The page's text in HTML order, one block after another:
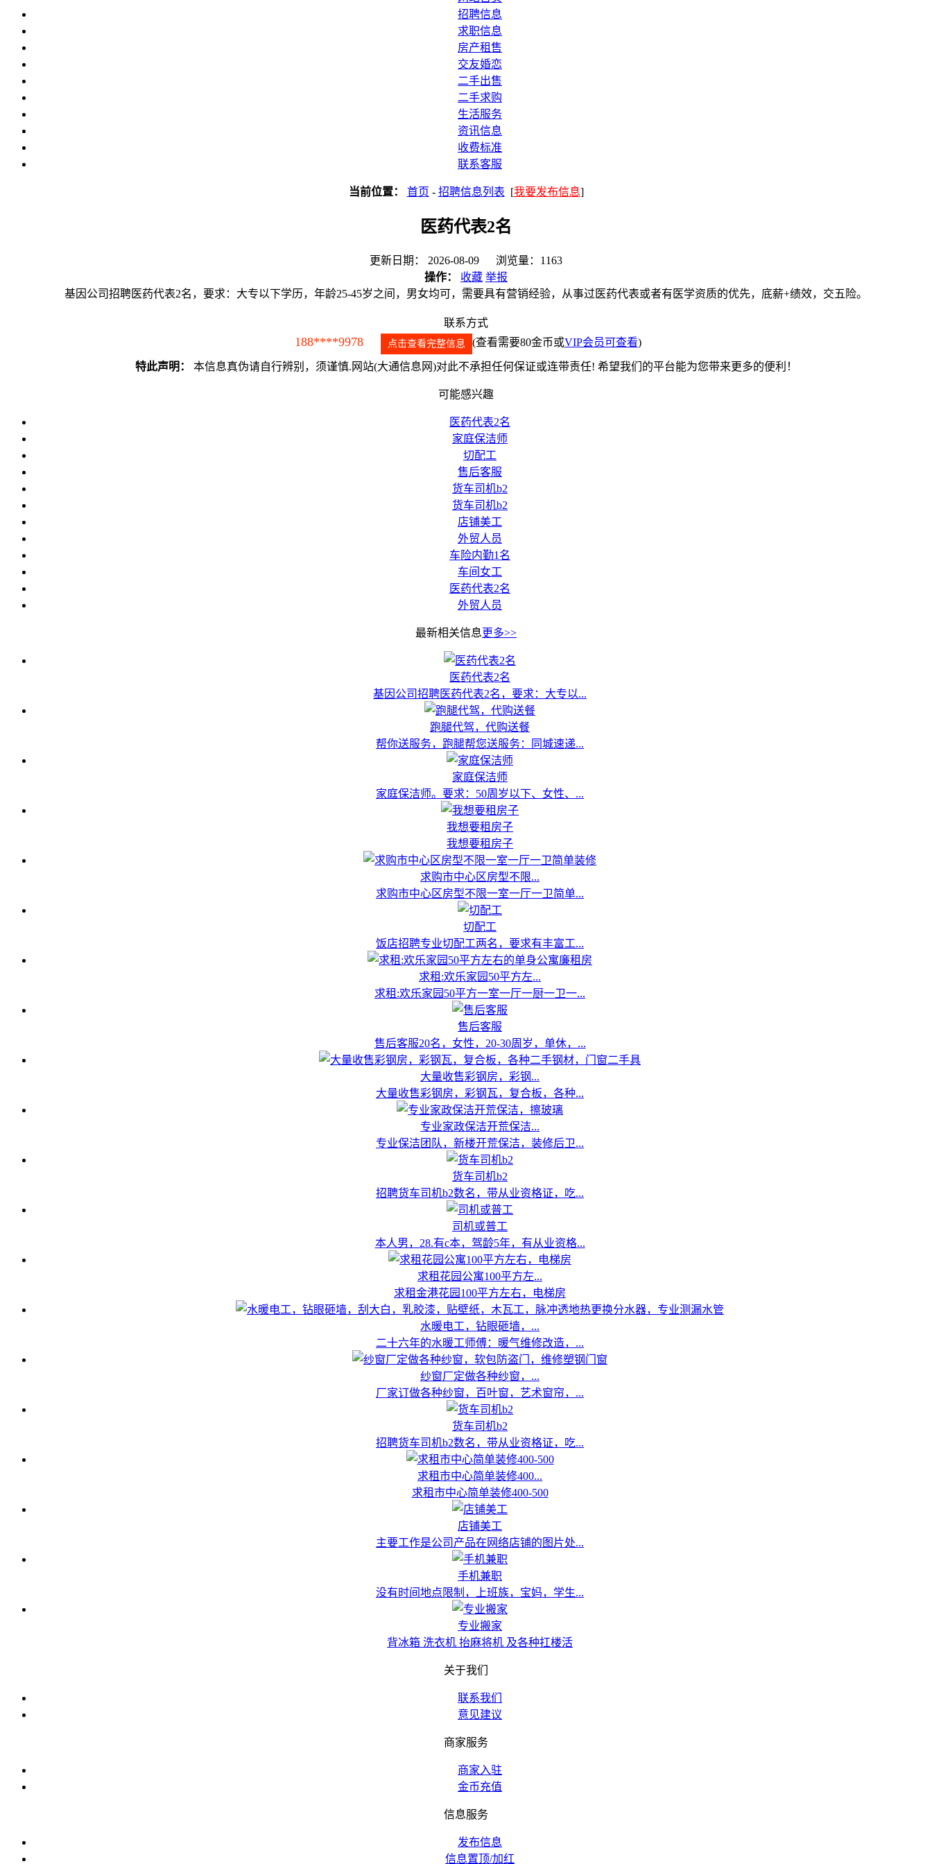
招聘信息
求职信息
房产租售
交友婚恋
二手出售
二手求购
生活服务
资讯信息
收费标准
联系客服
当前位置： 首页 - 招聘信息列表 [我要发布信息]
医药代表2名
更新日期： 2026-08-09 浏览量：1163
操作：
收藏 举报
基因公司招聘医药代表2名，要求：大专以下学历，年龄25-45岁之间，男女均可，需要具有营销经验，从事过医药代表或者有医学资质的优先，底薪+绩效，交五险。
联系方式
188****9978 点击查看完整信息 (查看需要80金币或VIP会员可查看)
特此声明： 本信息真伪请自行辨别，须谨慎.网站(大通信息网)对此不承担任何保证或连带责任! 希望我们的平台能为您带来更多的便利！
可能感兴趣
医药代表2名
家庭保洁师
切配工
售后客服
货车司机b2
货车司机b2
店铺美工
外贸人员
车险内勤1名
车间女工
医药代表2名
外贸人员
最新相关信息更多>>
医药代表2名
基因公司招聘医药代表2名，要求：大专以...
跑腿代驾，代购送餐
帮你送服务，跑腿帮您送服务：同城速递...
家庭保洁师
家庭保洁师。要求：50周岁以下、女性、...
我想要租房子
我想要租房子
求购市中心区房型不限...
求购市中心区房型不限一室一厅一卫简单...
切配工
饭店招聘专业切配工两名，要求有丰富工...
求租:欢乐家园50平方左...
求租:欢乐家园50平方一室一厅一厨一卫一...
售后客服
售后客服20名，女性，20-30周岁，单休，...
大量收售彩钢房，彩钢...
大量收售彩钢房，彩钢瓦，复合板，各种...
专业家政保洁开荒保洁...
专业保洁团队，新楼开荒保洁，装修后卫...
货车司机b2
招聘货车司机b2数名，带从业资格证，吃...
司机或普工
本人男，28.有c本，驾龄5年，有从业资格...
求租花园公寓100平方左...
求租金港花园100平方左右，电梯房
水暖电工，钻眼砸墙，...
二十六年的水暖工师傅：暖气维修改造，...
纱窗厂定做各种纱窗，...
厂家订做各种纱窗，百叶窗，艺术窗帘，...
货车司机b2
招聘货车司机b2数名，带从业资格证，吃...
求租市中心简单装修400...
求租市中心简单装修400-500
店铺美工
主要工作是公司产品在网络店铺的图片处...
手机兼职
没有时间地点限制，上班族，宝妈，学生...
专业搬家
背冰箱 洗衣机 抬麻将机 及各种扛楼活
关于我们
联系我们
意见建议
商家服务
商家入驻
金币充值
信息服务
发布信息
信息置顶/加红